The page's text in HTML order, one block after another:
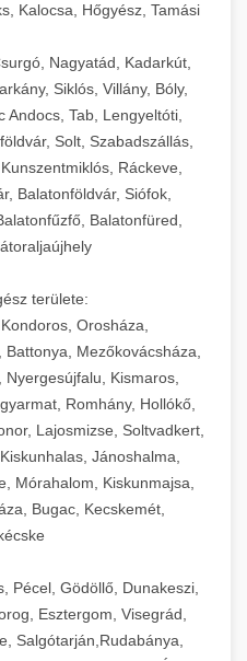
Kalocsa, Hőgyész, Tamási
Nagyatád, Kadarkút,
Siklós, Villány, Bóly,
Andocs, Tab, Lengyeltóti,
Solt, Szabadszállás,
Ráckeve,
Balatonföldvár, Siófok,
Balatonfüred,
területe:
Orosháza,
Mezőkovácsháza,
Kismaros,
Romhány, Hollókő,
Lajosmizse, Soltvadkert,
Jánoshalma,
Mórahalom, Kiskunmajsa,
Bugac, Kecskemét,
Pécel, Gödöllő, Dunakeszi,
Esztergom, Visegrád,
Salgótarján,Rudabánya,